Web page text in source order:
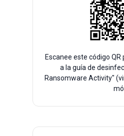
Escanee este código
a la guía de
Ransomware Activity"